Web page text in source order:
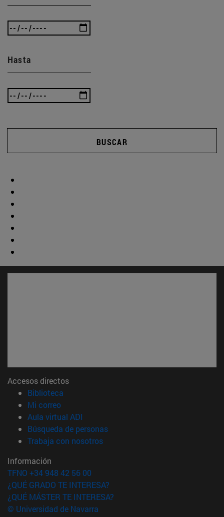
Hasta
BUSCAR
Accesos directos
Biblioteca
Mi correo(abre en nueva ventana)
Aula virtual ADI
Búsqueda de personas(abre en nueva ventana)
Trabaja con nosotros(abre en nueva ventana)
Información
TFNO +34 948 42 56 00
¿QUÉ GRADO TE INTERESA?
¿QUÉ MÁSTER TE INTERESA?
© Universidad de Navarra